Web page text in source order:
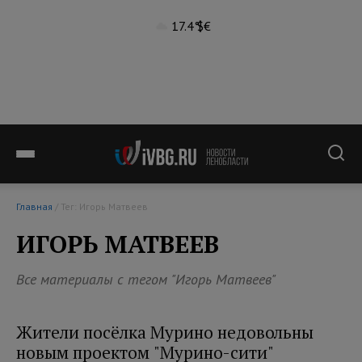
17.4°$€
Главная / Тег: Игорь Матвеев
ИГОРЬ МАТВЕЕВ
Все материалы с тегом "Игорь Матвеев"
Жители посёлка Мурино недовольны
новым проектом "Мурино-сити"